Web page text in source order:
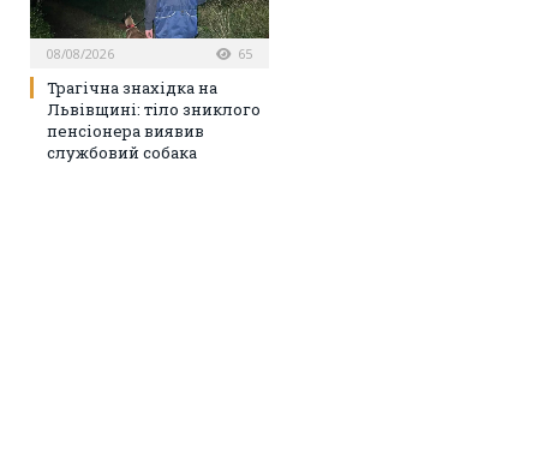
08/08/2026 65
Трагічна знахідка на
Львівщині: тіло зниклого
пенсіонера виявив
службовий собака